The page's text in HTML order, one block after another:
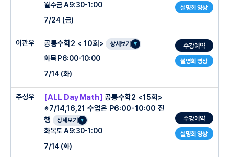
함수 고등수학에서 피해 갈 수 없는 함수, 유형을 근본적으로 파헤쳐 심화까지
○ 관리프로그램
매 수업 끝나기 전 15분 단원테스트
수업시간 이후 PM 1:30~4:30 강사 직접 클리닉
○ 주차별 진도계획
지수,로그,삼각함수의 최신 출제 트렌드 반영
학생들이 힘들어 하는 부분 (지수,로그 함수 및 삼각함수의 도형)을 강조한 수업
모의고사 및 학교 기출 문제 수록
매 수업 끝나기 전 15분 단원테스트
자체 교재 & 공통과제 및 개별 부과 과제(필요시)
수업시간 이전 PM 1:30~4:30 강사 직접 클리닉 (1회차 제외)
설명회 영상
월수금 A9:30-1:00
7/24 (금)
○ 수업특징
-처음에 중학수학을 못해 고등수학 시작조차 엄두를 내지 못했던 학생들을 위한 필수
-중학 수학 누수 전면 리셋 및 공통수학2 유기적 계통 연계
-중1부터 중3 과정까지 고등 대수학습의 성패를 가르는 핵심 누수 단원들을 단기간에
이관우
설명회 영상
공통수학2 < 10회> 상세보기
화목 P6:00-10:00
7/14 (화)
수강예약
○ 수업특징
-공식 유도를 넘어선 필연적 개념 빌드업
공식이 도출되는 인과관계와 성립 원리를 명확하게 판서로 구조화
-도형과 함수의 관계를 뚫어내는 실전 조건 해석력 훈련
주성우
설명회 영상
[ALL Day Math] 공통수학2 <15회>
※7/14,16,21 수업은 P6:00-10:00 진
행
상세보기
화목토 A9:30-1:00
7/14 (화)
수강예약